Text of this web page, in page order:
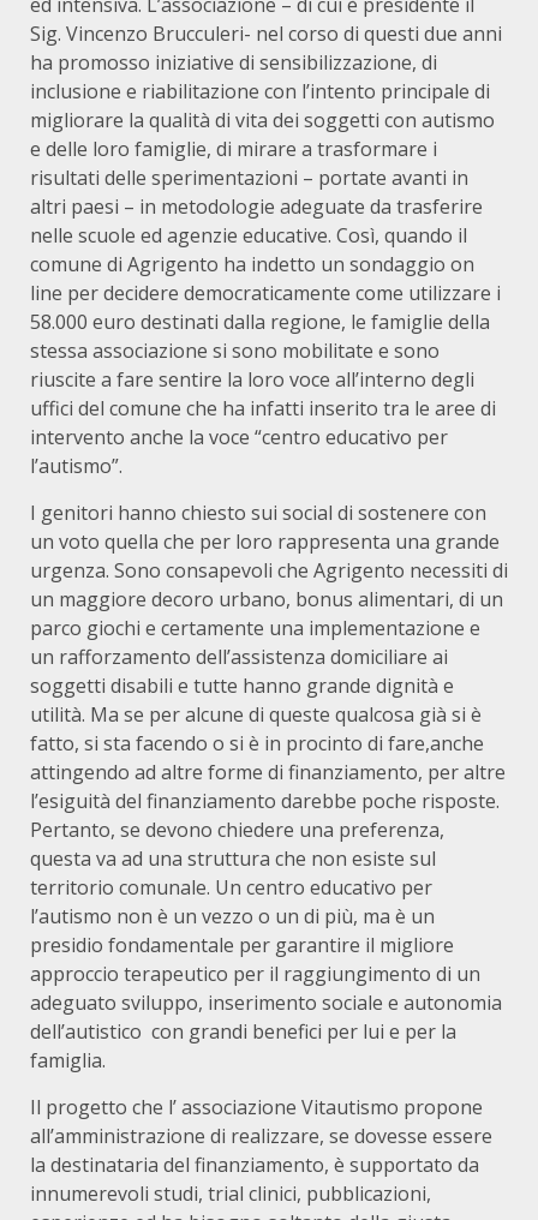
Sig. Vincenzo Brucculeri- nel corso di questi due anni
ha promosso iniziative di sensibilizzazione, di
inclusione e riabilitazione con l’intento principale di
migliorare la qualità di vita dei soggetti con autismo
e delle loro famiglie, di mirare a trasformare i
risultati delle sperimentazioni – portate avanti in
altri paesi – in metodologie adeguate da trasferire
nelle scuole ed agenzie educative. Così, quando il
comune di Agrigento ha indetto un sondaggio on
line per decidere democraticamente come utilizzare i
58.000 euro destinati dalla regione, le famiglie della
stessa associazione si sono mobilitate e sono
riuscite a fare sentire la loro voce all’interno degli
uffici del comune che ha infatti inserito tra le aree di
intervento anche la voce “centro educativo per
l’autismo”.
I genitori hanno chiesto sui social di sostenere con
un voto quella che per loro rappresenta una grande
urgenza. Sono consapevoli che Agrigento necessiti di
un maggiore decoro urbano, bonus alimentari, di un
parco giochi e certamente una implementazione e
un rafforzamento dell’assistenza domiciliare ai
soggetti disabili e tutte hanno grande dignità e
utilità. Ma se per alcune di queste qualcosa già si è
fatto, si sta facendo o si è in procinto di fare,anche
attingendo ad altre forme di finanziamento, per altre
l’esiguità del finanziamento darebbe poche risposte.
Pertanto, se devono chiedere una preferenza,
questa va ad una struttura che non esiste sul
territorio comunale. Un centro educativo per
l’autismo non è un vezzo o un di più, ma è un
presidio fondamentale per garantire il migliore
approccio terapeutico per il raggiungimento di un
adeguato sviluppo, inserimento sociale e autonomia
dell’autistico con grandi benefici per lui e per la
famiglia.
Il progetto che l’ associazione Vitautismo propone
all’amministrazione di realizzare, se dovesse essere
la destinataria del finanziamento, è supportato da
innumerevoli studi, trial clinici, pubblicazioni,